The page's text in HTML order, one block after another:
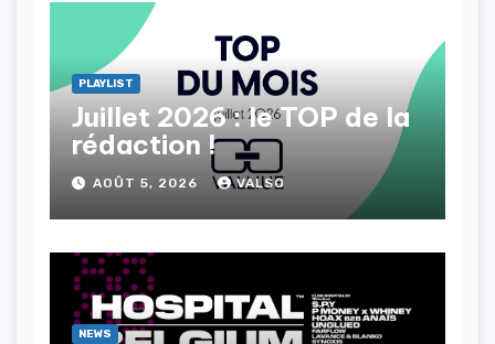
PLAYLIST
Juillet 2026 : le TOP de la
rédaction !
AOÛT 5, 2026 VALSO
NEWS